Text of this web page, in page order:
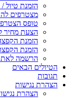
הזמנת טיול
מצטרפים
טופס
הצעת מחיר
הזמנת
הזמנת
הרשמה
הטיולים הבאים
תגובות
הצהרת נגישות
הצהרת